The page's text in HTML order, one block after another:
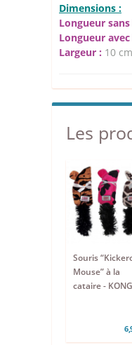
Dimensions :
Longueur
Longueur
Largeur : 10 cm
Les
Souris
Mouse” à la
cataire - KONG